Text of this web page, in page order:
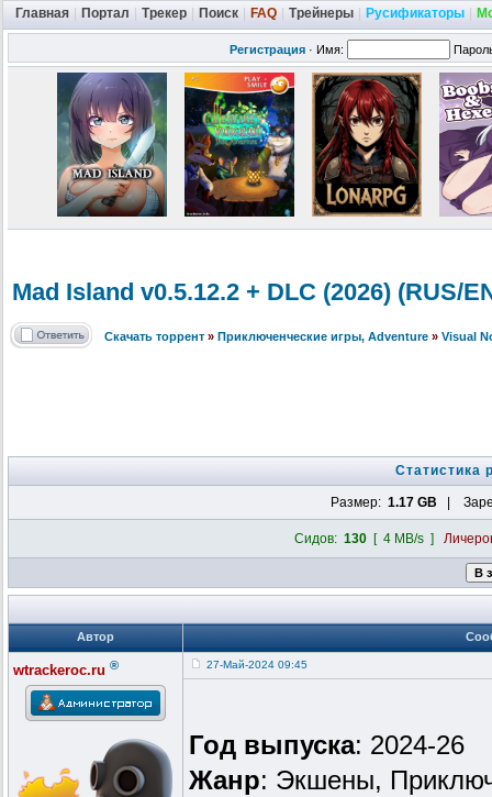
Главная Портал Трекер Поиск FAQ Трейнеры Русификаторы
Регистрация · Имя:
Mad Island v0.5.12.2 + DLC (2026) (RUS/
Скачать торрент » Приключенческие игры, Adventure » Visual
Статистика
Размер: 1.17 GB |
Сидов: 130[ 4 MB/s ]
Автор
wtrackeroc.ru ® 27-Май-2024 09:45
Год выпуска: 2024-26
Жанр: Экшены,